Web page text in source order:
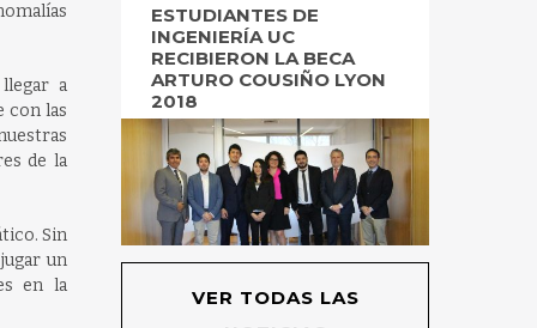
a
con las
de la
Sin
un
en la
ESTUDIANTES DE
INGENIERÍA UC
RECIBIERON LA BECA
ARTURO COUSIÑO LYON
2018
VER TODAS LAS